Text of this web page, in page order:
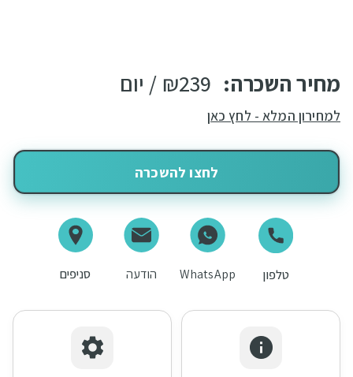
מחיר השכרה: ₪239 / יום
למחירון המלא - לחץ כאן
לחצו להשכרה
טלפון WhatsApp הודעה סניפים